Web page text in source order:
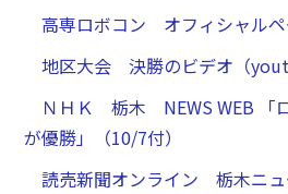
高専ロボコン オフィシャル
地区大会 決勝のビデオ（
ＮＨＫ 栃木 NEWS WEB 「
が優勝」（10/7付）
読売新聞オンライン 栃木ニ